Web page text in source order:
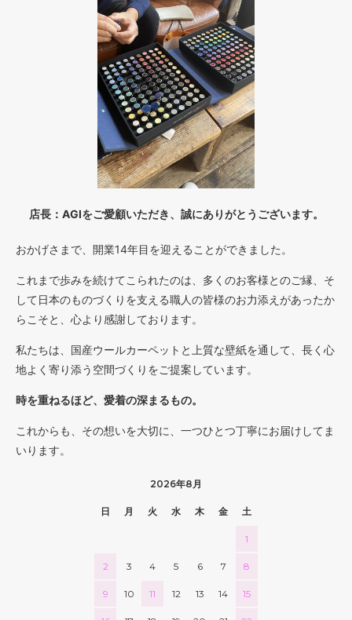
店長：AGIをご愛顧いただき、誠にありがとうございます。
おかげさまで、開業14年目を迎えることができました。
これまで歩みを続けてこられたのは、多くのお客様とのご縁、そ
して日本のものづくりを支える職人の皆様のお力添えがあったか
らこそと、心より感謝しております。
私たちは、国産ウールカーペットと上質な壁紙を通して、長く心
地よく寄り添う空間づくりをご提案しています。
時を重ねるほど、愛着の深まるもの。
これからも、その想いを大切に、一つひとつ丁寧にお届けしてま
いります。
2026年8月
日 月 火 水 木 金 土
1
2 3 4 5 6 7 8
9 10 11 12 13 14 15